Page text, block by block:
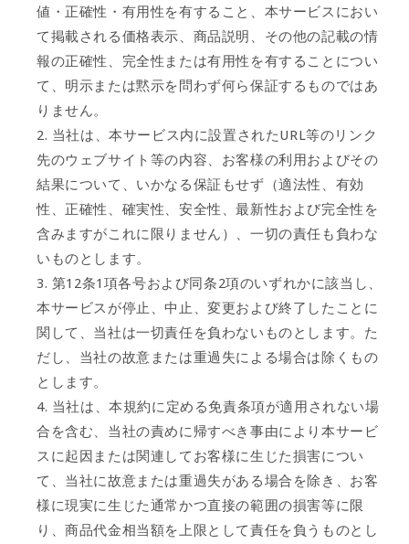
値・正確性・有用性を有すること、本サービスにおい
て掲載される価格表示、商品説明、その他の記載の情
報の正確性、完全性または有用性を有することについ
て、明示または黙示を問わず何ら保証するものではあ
りません。
当社は、本サービス内に設置されたURL等のリンク
先のウェブサイト等の内容、お客様の利用およびその
結果について、いかなる保証もせず（適法性、有効
性、正確性、確実性、安全性、最新性および完全性を
含みますがこれに限りません）、一切の責任も負わな
いものとします。
第12条1項各号および同条2項のいずれかに該当し、
本サービスが停止、中止、変更および終了したことに
関して、当社は一切責任を負わないものとします。た
だし、当社の故意または重過失による場合は除くもの
とします。
当社は、本規約に定める免責条項が適用されない場
合を含む、当社の責めに帰すべき事由により本サービ
スに起因または関連してお客様に生じた損害につい
て、当社に故意または重過失がある場合を除き、お客
様に現実に生じた通常かつ直接の範囲の損害等に限
り、商品代金相当額を上限として責任を負うものとし